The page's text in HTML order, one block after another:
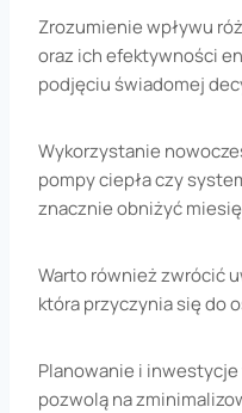
Zrozumienie wpływu
oraz ich efektywności
podjęciu świadomej
Wykorzystanie
pompy ciepła czy
znacznie obniżyć
Warto również zwrócić
która przyczynia się do
Planowanie i
pozwolą na